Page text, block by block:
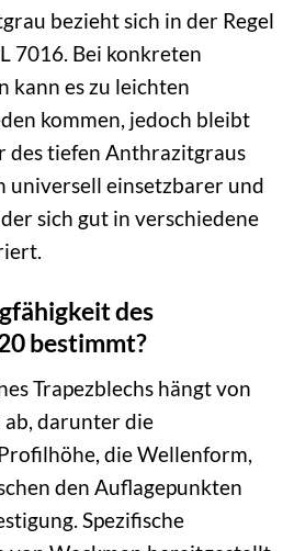
bezieht sich in der Regel
7016. Bei konkreten
kann es zu leichten
kommen, jedoch bleibt
des tiefen Anthrazitgraus
universell einsetzbarer und
sich gut in verschiedene
des
bestimmt?
Trapezblechs hängt von
darunter die
die Wellenform,
den Auflagepunkten
Spezifische